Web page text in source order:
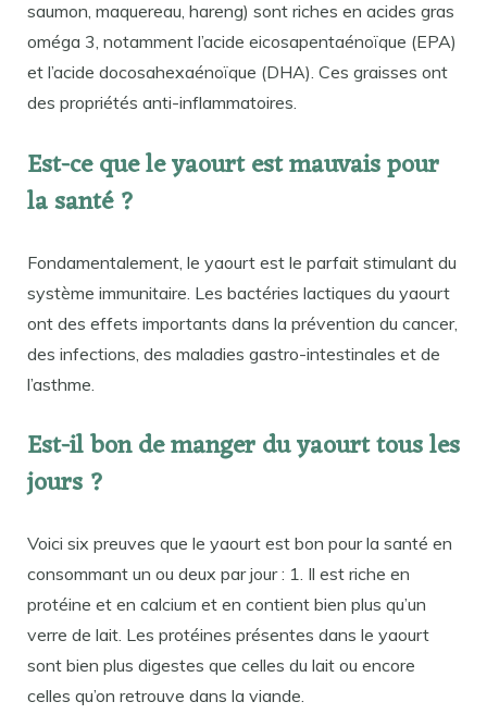
saumon, maquereau, hareng) sont riches en acides gras
oméga 3, notamment l’acide eicosapentaénoïque (EPA)
et l’acide docosahexaénoïque (DHA). Ces graisses ont
des propriétés anti-inflammatoires.
Est-ce que le yaourt est mauvais pour
la santé ?
Fondamentalement, le yaourt est le parfait stimulant du
système immunitaire. Les bactéries lactiques du yaourt
ont des effets importants dans la prévention du cancer,
des infections, des maladies gastro-intestinales et de
l’asthme.
Est-il bon de manger du yaourt tous les
jours ?
Voici six preuves que le yaourt est bon pour la santé en
consommant un ou deux par jour : 1. Il est riche en
protéine et en calcium et en contient bien plus qu’un
verre de lait. Les protéines présentes dans le yaourt
sont bien plus digestes que celles du lait ou encore
celles qu’on retrouve dans la viande.